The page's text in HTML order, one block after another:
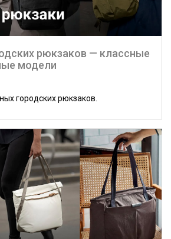
рюкзаков — классные
модели
городских рюкзаков.